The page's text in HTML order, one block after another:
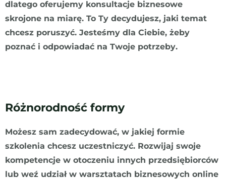
dlatego oferujemy konsultacje biznesowe
skrojone na miarę. To Ty decydujesz, jaki temat
chcesz poruszyć. Jesteśmy dla Ciebie, żeby
poznać i odpowiadać na Twoje potrzeby.
Różnorodność formy
Możesz sam zadecydować, w jakiej formie
szkolenia chcesz uczestniczyć. Rozwijaj swoje
kompetencje w otoczeniu innych przedsiębiorców
lub weź udział w warsztatach biznesowych online